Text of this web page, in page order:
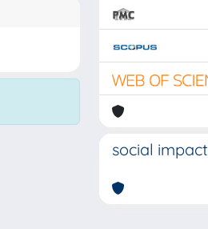
social impact